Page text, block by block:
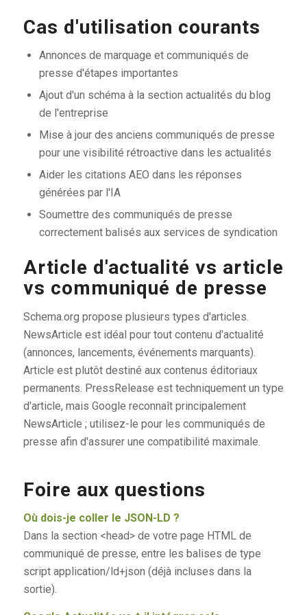
Cas d'utilisation courants
Annonces de marquage et communiqués de
presse d'étapes importantes
Ajout d'un schéma à la section actualités du blog
de l'entreprise
Mise à jour des anciens communiqués de presse
pour une visibilité rétroactive dans les actualités
Aider les citations AEO dans les réponses
générées par l'IA
Soumettre des communiqués de presse
correctement balisés aux services de syndication
Article d'actualité vs article
vs communiqué de presse
Schema.org propose plusieurs types d'articles.
NewsArticle est idéal pour tout contenu d'actualité
(annonces, lancements, événements marquants).
Article est plutôt destiné aux contenus éditoriaux
permanents. PressRelease est techniquement un type
d'article, mais Google reconnaît principalement
NewsArticle ; utilisez-le pour les communiqués de
presse afin d'assurer une compatibilité maximale.
Foire aux questions
Où dois-je coller le JSON-LD ?
Dans la section <head> de votre page HTML de
communiqué de presse, entre les balises de type
script application/ld+json (déjà incluses dans la
sortie).